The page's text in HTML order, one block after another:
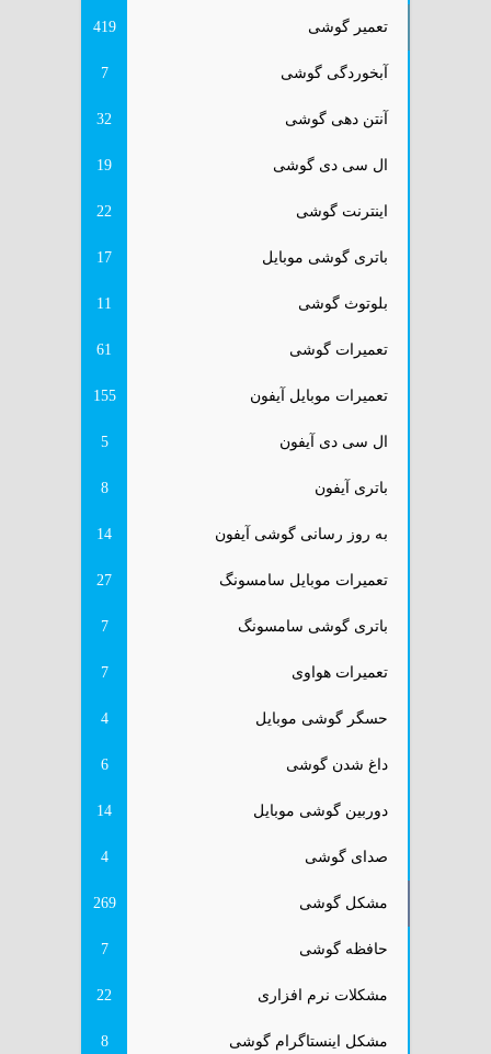
تعمیر گوشی 419
آبخوردگی گوشی 7
آنتن دهی گوشی 32
ال سی دی گوشی 19
اینترنت گوشی 22
باتری گوشی موبایل 17
بلوتوث گوشی 11
تعمیرات گوشی 61
تعمیرات موبایل آیفون 155
ال سی دی آیفون 5
باتری آیفون 8
به روز رسانی گوشی آیفون 14
تعمیرات موبایل سامسونگ 27
باتری گوشی سامسونگ 7
تعمیرات هواوی 7
حسگر گوشی موبایل 4
داغ شدن گوشی 6
دوربین گوشی موبایل 14
صدای گوشی 4
مشکل گوشی 269
حافظه گوشی 7
مشکلات نرم افزاری 22
مشکل اینستاگرام گوشی 8